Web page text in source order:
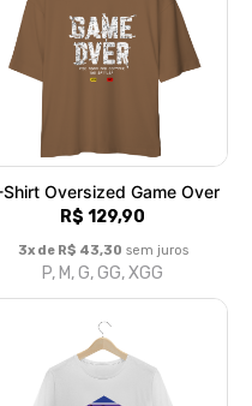
T-Shirt Plus Size Lets Skate
R$ 99,90
3x de R$ 33,30